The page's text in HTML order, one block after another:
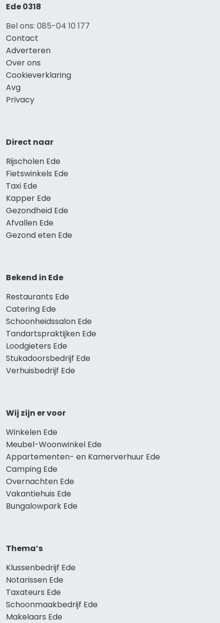
Ede 0318
Bel ons: 085-04 10 177
Contact
Adverteren
Over ons
Cookieverklaring
Avg
Privacy
Direct naar
Rijscholen Ede
Fietswinkels Ede
Taxi Ede
Kapper Ede
Gezondheid Ede
Afvallen Ede
Gezond eten Ede
Bekend in Ede
Restaurants Ede
Catering Ede
Schoonheidssalon Ede
Tandartspraktijken Ede
Loodgieters Ede
Stukadoorsbedrijf Ede
Verhuisbedrijf Ede
Wij zijn er voor
Winkelen Ede
Meubel-Woonwinkel Ede
Appartementen- en Kamerverhuur Ede
Camping Ede
Overnachten Ede
Vakantiehuis Ede
Bungalowpark Ede
Thema’s
Klussenbedrijf Ede
Notarissen Ede
Taxateurs Ede
Schoonmaakbedrijf Ede
Makelaars Ede